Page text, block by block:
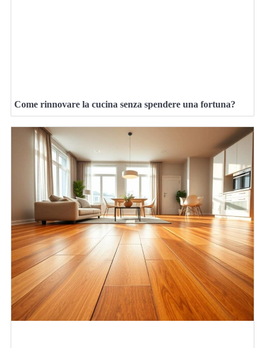
Come rinnovare la cucina senza spendere una fortuna?